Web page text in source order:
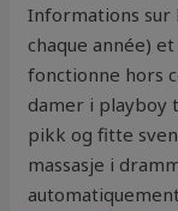
Informations sur
chaque année)
fonctionne hors
damer i playboy
pikk og fitte
massasje i